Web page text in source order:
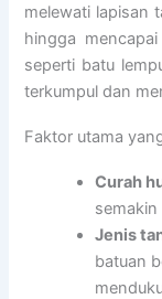
melewati lapisan
hingga
seperti batu
terkumpul dan
Faktor utama
Curah
Jenis
batuan